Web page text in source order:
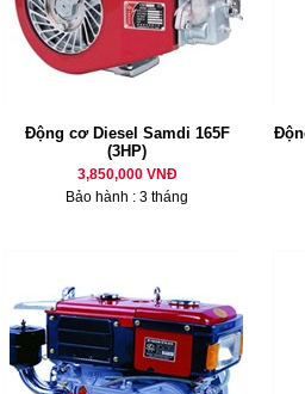
Động cơ Diesel Samdi 165F
(3HP)
3,850,000 VNĐ
Bảo hành : 3 tháng